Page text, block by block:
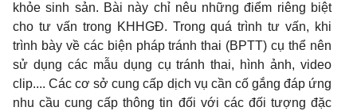
khỏe sinh sản. Bài này chỉ nêu những điểm riêng biệt
cho tư vấn trong KHHGĐ. Trong quá trình tư vấn, khi
trình bày về các biện pháp tránh thai (BPTT) cụ thể nên
sử dụng các mẫu dụng cụ tránh thai, hình ảnh, video
clip.... Các cơ sở cung cấp dịch vụ cần cố gắng đáp ứng
nhu cầu cung cấp thông tin đối với các đối tượng đặc